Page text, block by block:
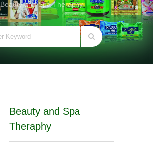
Beauty and Spa Theraphy
Beauty and Spa
Theraphy